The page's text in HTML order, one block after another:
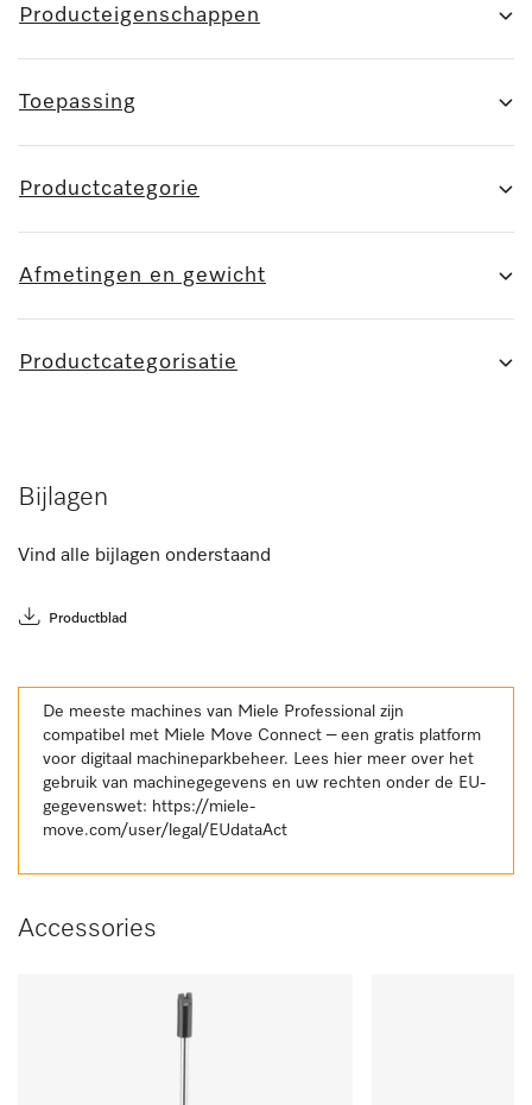
Producteigenschappen
Toepassing
Productcategorie
Afmetingen en gewicht
Productcategorisatie
Bijlagen
Vind alle bijlagen onderstaand
Productblad
De meeste machines van Miele Professional zijn
compatibel met Miele Move Connect – een gratis platform
voor digitaal machineparkbeheer. Lees hier meer over het
gebruik van machinegegevens en uw rechten onder de EU-
gegevenswet: https://miele-
move.com/user/legal/EUdataAct
Accessories